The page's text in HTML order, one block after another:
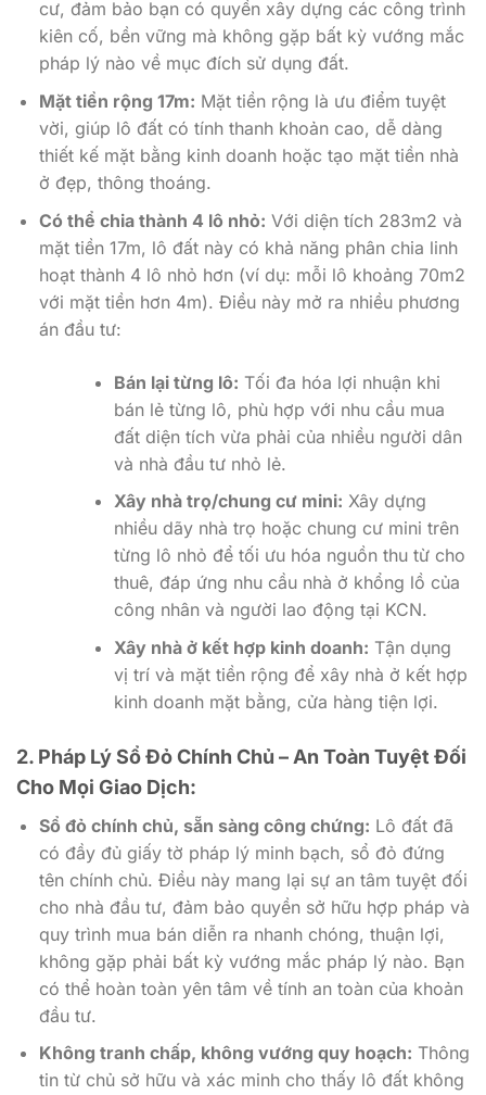
cư, đảm bảo bạn có quyền xây dựng các công trình
kiên cố, bền vững mà không gặp bất kỳ vướng mắc
pháp lý nào về mục đích sử dụng đất.
Mặt tiền rộng 17m: Mặt tiền rộng là ưu điểm tuyệt
vời, giúp lô đất có tính thanh khoản cao, dễ dàng
thiết kế mặt bằng kinh doanh hoặc tạo mặt tiền nhà
ở đẹp, thông thoáng.
Có thể chia thành 4 lô nhỏ: Với diện tích 283m2 và
mặt tiền 17m, lô đất này có khả năng phân chia linh
hoạt thành 4 lô nhỏ hơn (ví dụ: mỗi lô khoảng 70m2
với mặt tiền hơn 4m). Điều này mở ra nhiều phương
án đầu tư:
Bán lại từng lô: Tối đa hóa lợi nhuận khi
bán lẻ từng lô, phù hợp với nhu cầu mua
đất diện tích vừa phải của nhiều người dân
và nhà đầu tư nhỏ lẻ.
Xây nhà trọ/chung cư mini: Xây dựng
nhiều dãy nhà trọ hoặc chung cư mini trên
từng lô nhỏ để tối ưu hóa nguồn thu từ cho
thuê, đáp ứng nhu cầu nhà ở khổng lồ của
công nhân và người lao động tại KCN.
Xây nhà ở kết hợp kinh doanh: Tận dụng
vị trí và mặt tiền rộng để xây nhà ở kết hợp
kinh doanh mặt bằng, cửa hàng tiện lợi.
2. Pháp Lý Sổ Đỏ Chính Chủ – An Toàn Tuyệt Đối
Cho Mọi Giao Dịch:
Sổ đỏ chính chủ, sẵn sàng công chứng: Lô đất đã
có đầy đủ giấy tờ pháp lý minh bạch, sổ đỏ đứng
tên chính chủ. Điều này mang lại sự an tâm tuyệt đối
cho nhà đầu tư, đảm bảo quyền sở hữu hợp pháp và
quy trình mua bán diễn ra nhanh chóng, thuận lợi,
không gặp phải bất kỳ vướng mắc pháp lý nào. Bạn
có thể hoàn toàn yên tâm về tính an toàn của khoản
đầu tư.
Không tranh chấp, không vướng quy hoạch: Thông
tin từ chủ sở hữu và xác minh cho thấy lô đất không